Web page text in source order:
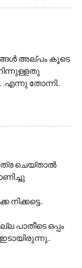
അല്പം കൂടെ
തോന്നി..
ചെയ്‌താല്‍
പാതീടെ ഒപ്പം